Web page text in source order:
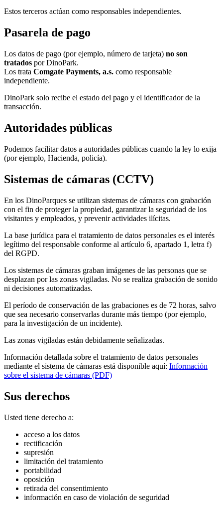
Estos terceros actúan como responsables independientes.
Pasarela de pago
Los datos de pago (por ejemplo, número de tarjeta) no son
tratados por DinoPark.
Los trata Comgate Payments, a.s. como responsable
independiente.
DinoPark solo recibe el estado del pago y el identificador de la
transacción.
Autoridades públicas
Podemos facilitar datos a autoridades públicas cuando la ley lo exija
(por ejemplo, Hacienda, policía).
Sistemas de cámaras (CCTV)
En los DinoParques se utilizan sistemas de cámaras con grabación
con el fin de proteger la propiedad, garantizar la seguridad de los
visitantes y empleados, y prevenir actividades ilícitas.
La base jurídica para el tratamiento de datos personales es el interés
legítimo del responsable conforme al artículo 6, apartado 1, letra f)
del RGPD.
Los sistemas de cámaras graban imágenes de las personas que se
desplazan por las zonas vigiladas. No se realiza grabación de sonido
ni decisiones automatizadas.
El período de conservación de las grabaciones es de 72 horas, salvo
que sea necesario conservarlas durante más tiempo (por ejemplo,
para la investigación de un incidente).
Las zonas vigiladas están debidamente señalizadas.
Información detallada sobre el tratamiento de datos personales
mediante el sistema de cámaras está disponible aquí: Información
sobre el sistema de cámaras (PDF)
Sus derechos
Usted tiene derecho a:
acceso a los datos
rectificación
supresión
limitación del tratamiento
portabilidad
oposición
retirada del consentimiento
información en caso de violación de seguridad